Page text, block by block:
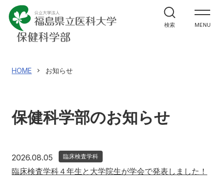
MENU
学部案内
学科紹介
大学院案内
教員メッセージ
施設紹介
検索
HOME お知らせ
保健科学部のお知らせ
2026.08.05 2026年8月5日
臨床検査学科
臨床検査学科４年生と大学院生が学会で発表しました！